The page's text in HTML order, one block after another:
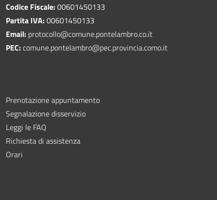
Codice Fiscale:00601450133
Partita IVA:00601450133
Email: protocollo@comune.pontelambro.co.it
PEC:comune.pontelambro@pec.provincia.como.it
Prenotazione appuntamento
Segnalazione disservizio
Leggi le FAQ
Richiesta di assistenza
Orari